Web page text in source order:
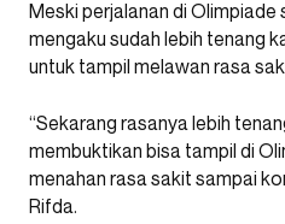
Meski perjalanan di Olimpiade
mengaku sudah lebih tenang
untuk tampil melawan rasa
“Sekarang rasanya lebih
membuktikan bisa tampil di
menahan rasa sakit sampai
Rifda.